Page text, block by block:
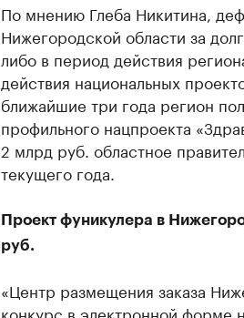
По мнению Глеба Никитина,
Нижегородской области за
либо в период действия
действия национальных
ближайшие три года регион
профильного нацпроекта
2 млрд руб. областное
текущего года.
Проект фуникулера в
руб.
«Центр размещения заказа
конкурс в электронной форме